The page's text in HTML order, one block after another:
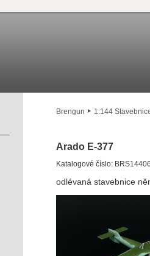
Brengun 1:144
Arado E-377
Katalogové číslo:
odlévaná stavebnice